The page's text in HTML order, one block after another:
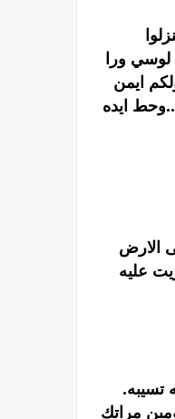
لوسي ورا
ايمن
ايده
الارض
عليه
تسيبه.
مراتك